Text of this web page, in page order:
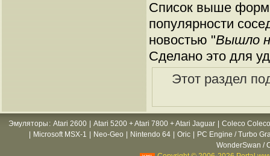
Список выше
популярности
новостью "Вышло
Сделано это для
Этот раздел
Эмуляторы : Atari 2600 Atari 5200 + Atari 7800 + Atari Jaguar
Coleco
Microsoft MSX-1 Neo-Geo Nintendo 64 Oric
PC Engine / Turbo
WonderSwan /